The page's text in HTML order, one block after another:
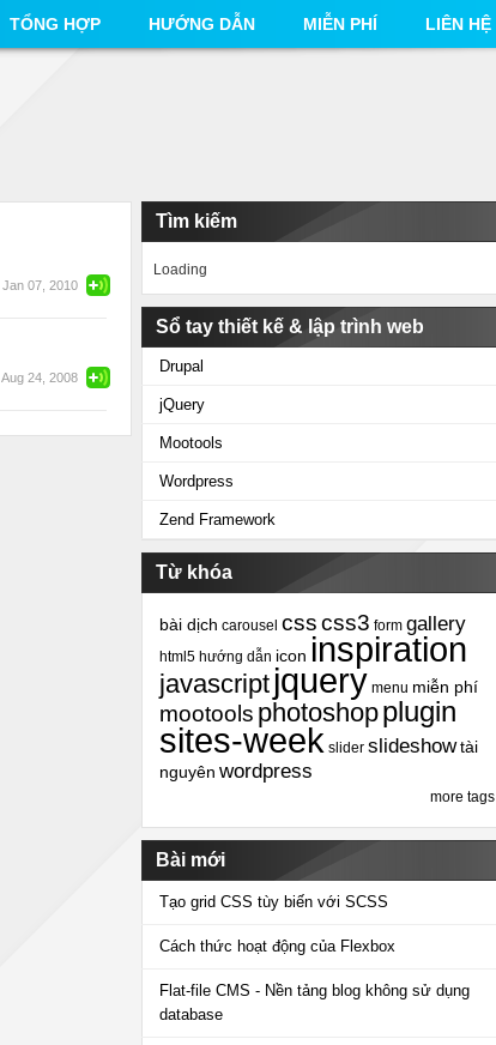
TỔNG HỢP HƯỚNG DẪN MIỄN PHÍ LIÊN HỆ
Jan 07, 2010
Aug 24, 2008
Tìm kiếm
Loading
Sổ tay thiết kế & lập trình web
Drupal
jQuery
Mootools
Wordpress
Zend Framework
Từ khóa
bài dịch carousel csscss3 form gallery
html5 hướng dẫn icon inspiration
javascript jquery menu miễn phí
mootools photoshopplugin
sites-week slider slideshowtài
nguyên wordpress
more tags
Bài mới
Tạo grid CSS tùy biến với SCSS
Cách thức hoạt động của Flexbox
Flat-file CMS - Nền tảng blog không sử dụng
database